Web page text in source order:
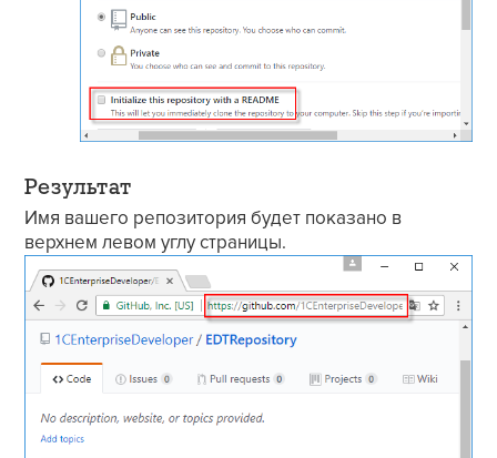
Результат
Имя вашего репозитория будет показано в
верхнем левом углу страницы.